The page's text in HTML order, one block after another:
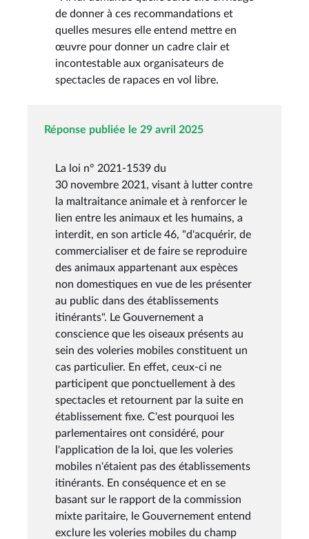
de donner à ces recommandations et
quelles mesures elle entend mettre en
œuvre pour donner un cadre clair et
incontestable aux organisateurs de
spectacles de rapaces en vol libre.
Réponse publiée le 29 avril 2025
La loi n° 2021-1539 du
30 novembre 2021, visant à lutter contre
la maltraitance animale et à renforcer le
lien entre les animaux et les humains, a
interdit, en son article 46, "d'acquérir, de
commercialiser et de faire se reproduire
des animaux appartenant aux espèces
non domestiques en vue de les présenter
au public dans des établissements
itinérants". Le Gouvernement a
conscience que les oiseaux présents au
sein des voleries mobiles constituent un
cas particulier. En effet, ceux-ci ne
participent que ponctuellement à des
spectacles et retournent par la suite en
établissement fixe. C'est pourquoi les
parlementaires ont considéré, pour
l'application de la loi, que les voleries
mobiles n'étaient pas des établissements
itinérants. En conséquence et en se
basant sur le rapport de la commission
mixte paritaire, le Gouvernement entend
exclure les voleries mobiles du champ